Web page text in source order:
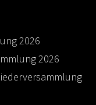
2026
2026